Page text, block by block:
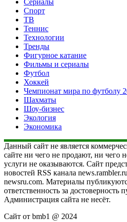
Спорт
ТВ
Теннис
Технологии
Тренды
Фигурное катание
Фильмы и сериалы
Футбол
Хоккей
Чемпионат мира по футболу
Шахматы
Шоу-бизнес
Экология
Экономика
Данный сайт не является
сайте ни чего не продают, ни чего
услуги не оказываются. Сайт
новостей RSS канала
newsru.com. Материалы
ответственность за достоверность
Администрация сайта не несёт.
Сайт от bmb1 @ 2024